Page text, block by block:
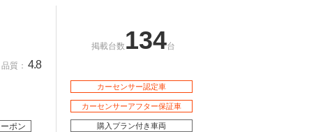
品質： 4.8
ポン
掲載台数 134台
カーセンサー認定車
カーセンサーアフター保証車
購入プラン付き車両